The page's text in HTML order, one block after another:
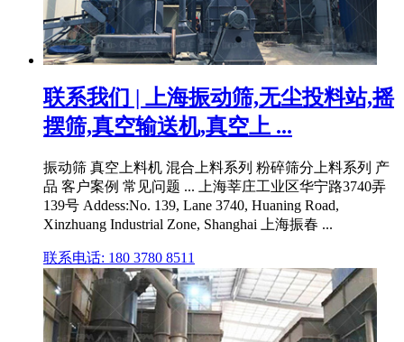
联系我们 | 上海振动筛,无尘投料站,摇
摆筛,真空输送机,真空上 ...
振动筛 真空上料机 混合上料系列 粉碎筛分上料系列 产
品 客户案例 常见问题 ... 上海莘庄工业区华宁路3740弄
139号 Addess:No. 139, Lane 3740, Huaning Road,
Xinzhuang Industrial Zone, Shanghai 上海振春 ...
联系电话: 180 3780 8511